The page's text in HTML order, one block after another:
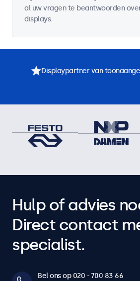
al uw vragen te beantwoorden
displays.
Displaypartner van
Hulp of advies
Direct contact
specialist.
Bel ons op 020 - 700 83 66